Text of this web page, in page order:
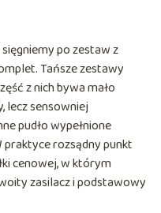
po zestaw z
Tańsze zestawy
z nich bywa mało
lecz sensowniej
pudło wypełnione
praktyce rozsądny punkt
cenowej, w którym
zasilacz i podstawowy